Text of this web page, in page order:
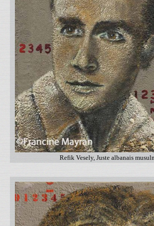
Refik Vesely, Juste albanais